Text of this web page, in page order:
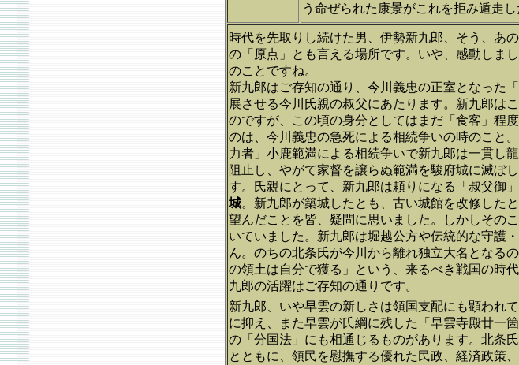
う命ぜられた康景がこれを拒み遁走し
時代を先取りし続けた男、伊勢新九郎、そう、あ
の「原点」とも言える場所です。いや、感動しま
のことですね。
新九郎はご存知の通り、今川義忠の正室となった
展させる今川氏親の叔父にあたります。新九郎は
のですが、この頃の身分としてはまだ「食客」程
のは、今川義忠の急死による相続争いの時のこと
力者」小鹿範満による相続争いで新九郎は一貫し
阻止し、やがて家督を譲らぬ範満を駿府城に滅ぼ
す。氏親にとって、新九郎は頼りになる「叔父御
城。新九郎が築城したとも、古い城館を改修した
望んだことを皆、疑問に思いました。しかしその
いていました。新九郎は堀越公方や伝統的な守護
ん。のちの北条氏が今川から離れ独立大名となる
の領土は自分で獲る」という、来るべき戦国の時
九郎の活躍はご存知の通りです。
新九郎、いや早雲の新しさは領国支配にも顕われ
に抑え、また早雲が氏綱に残した「早雲寺殿廿一
の「分国法」にも相通じるものがあります。北条
とともに、領民を慰撫する優れた民政、経済政策